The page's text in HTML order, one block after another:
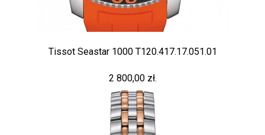
Tissot Seastar 1000 T120.417.17.051.01
2 800,00 zł.